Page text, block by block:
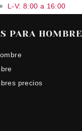
L-V: 8:00 a 16:00
PARA HOMBRE
precios